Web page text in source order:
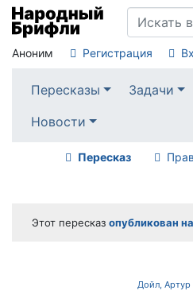
Аноним Регистрация
Пересказы Задачи
Новости
Пересказ
Этот пересказ опубликован
Дойл, Артур